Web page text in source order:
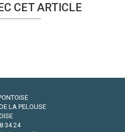
CET ARTICLE
LA PELOUSE
34 24